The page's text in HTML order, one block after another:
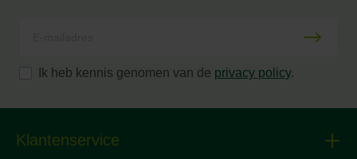
Ik heb kennis genomen van de privacy policy.
Klantenservice